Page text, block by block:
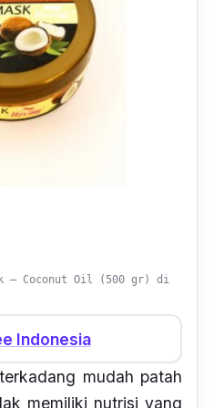
– Coconut Oil (500 gr) di
Indonesia
mudah patah
memiliki nutrisi yang